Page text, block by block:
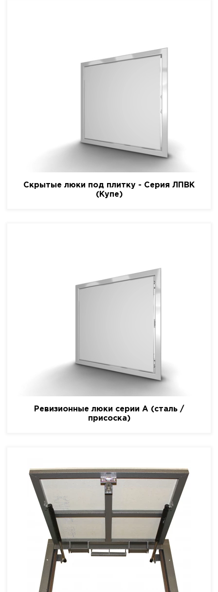
Скрытые люки под плитку - Серия ЛПВК
(Купе)
Ревизионные люки серии A (сталь /
присоска)